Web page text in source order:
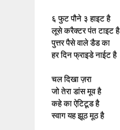
६ फुट पौने ३ हाइट है
लूसे करैक्टर पंत टाइट है
पुत्तर पैसे वाले डैड का
हर दिन फ्राइडे नाईट है
चल दिखा ज़रा
जो तेरा डांस मूव है
कहे का ऐटिटूड है
स्वाग यह झूठ मूठ है